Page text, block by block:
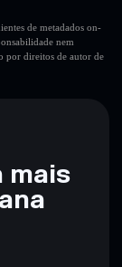
de metadados on-
nem
por direitos de autor de
mais